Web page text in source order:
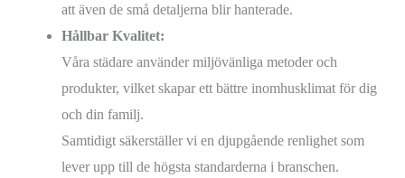
att även de små detaljerna blir hanterade.
Hållbar Kvalitet:
Våra städare använder miljövänliga metoder och
produkter, vilket skapar ett bättre inomhusklimat för dig
och din familj.
Samtidigt säkerställer vi en djupgående renlighet som
lever upp till de högsta standarderna i branschen.